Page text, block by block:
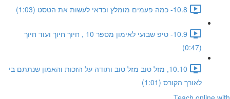
10.8- כמה פעמים מומלץ וכדאי לעשות את הטסט (1:03)
10.9- טיפ שבועי לאימון מספר 10 , חיוך חיוך ועוד חיוך
(0:47)
10.10, מזל טוב מזל טוב ותודה על הזכות והאמון שנתתם בי
לאורך הקורס (1:01)